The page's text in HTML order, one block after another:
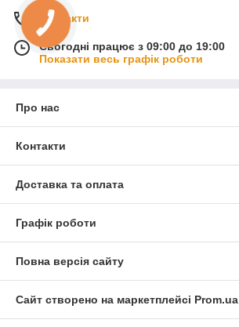
Контакти
Сьогодні працює з 09:00 до 19:00
Показати весь графік роботи
Про нас
Контакти
Доставка та оплата
Графік роботи
Повна версія сайту
Сайт створено на маркетплейсі Prom.ua